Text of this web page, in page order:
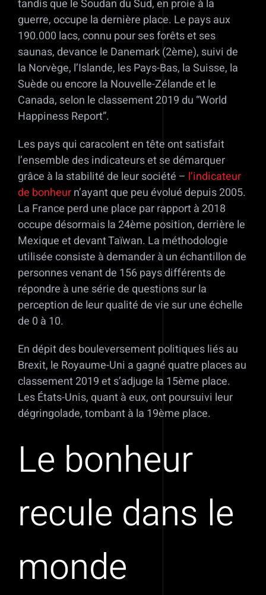
tandis que le Soudan du Sud, en proie à la
guerre, occupe la dernière place. Le pays aux
190.000 lacs, connu pour ses forêts et ses
saunas, devance le Danemark (2ème), suivi de
la Norvège, l’Islande, les Pays-Bas, la Suisse, la
Suède ou encore la Nouvelle-Zélande et le
Canada, selon le classement 2019 du “World
Happiness Report”.
Les pays qui caracolent en tête ont satisfait
l’ensemble des indicateurs et se démarquer
grâce à la stabilité de leur société – l’indicateur
de bonheurn’ayant que peu évolué depuis 2005.
La France perd une place par rapport à 2018
occupe désormais la 24ème position, derrière le
Mexique et devant Taïwan. La méthodologie
utilisée consiste à demander à un échantillon de
personnes venant de 156 pays différents de
répondre à une série de questions sur la
perception de leur qualité de vie sur une échelle
de 0 à 10.
En dépit des bouleversement politiques liés au
Brexit, le Royaume-Uni a gagné quatre places au
classement 2019 et s’adjuge la 15ème place.
Les États-Unis, quant à eux, ont poursuivi leur
dégringolade, tombant à la 19ème place.
Le bonheur
recule dans le
monde